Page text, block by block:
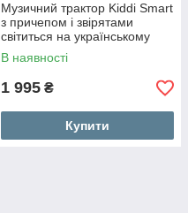
Музичний трактор Kiddi Smart
з причепом і звірятами
світиться на українському
(063180)
В наявності
1 995 ₴
Купити